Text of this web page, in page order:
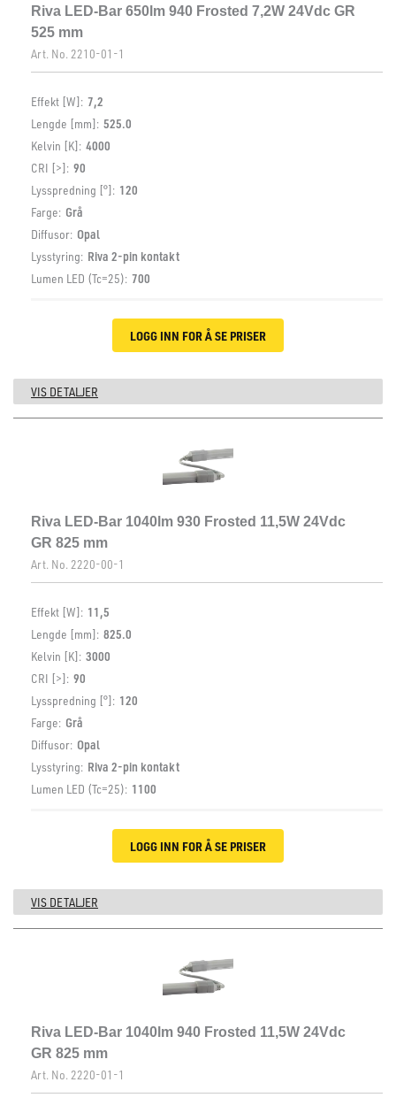
Riva LED-Bar 650lm 940 Frosted 7,2W 24Vdc GR
525 mm
Art. No. 2210-01-1
Effekt [W]: 7,2
Lengde [mm]: 525.0
Kelvin [K]: 4000
CRI [>]: 90
Lysspredning [°]: 120
Farge: Grå
Diffusor: Opal
Lysstyring: Riva 2-pin kontakt
Lumen LED (Tc=25): 700
LOGG INN FOR Å SE PRISER
VIS DETALJER
Riva LED-Bar 1040lm 930 Frosted 11,5W 24Vdc
GR 825 mm
Art. No. 2220-00-1
Effekt [W]: 11,5
Lengde [mm]: 825.0
Kelvin [K]: 3000
CRI [>]: 90
Lysspredning [°]: 120
Farge: Grå
Diffusor: Opal
Lysstyring: Riva 2-pin kontakt
Lumen LED (Tc=25): 1100
LOGG INN FOR Å SE PRISER
VIS DETALJER
Riva LED-Bar 1040lm 940 Frosted 11,5W 24Vdc
GR 825 mm
Art. No. 2220-01-1